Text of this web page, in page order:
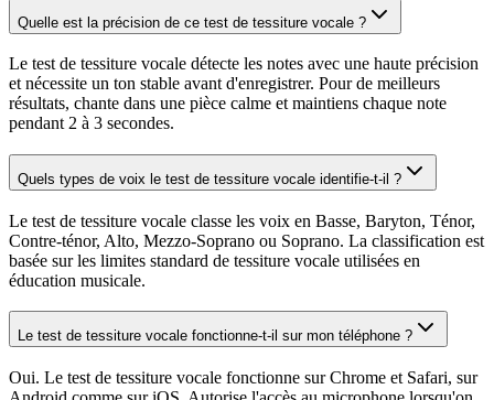
Quelle est la précision de ce test de tessiture vocale ?
Le test de tessiture vocale détecte les notes avec une haute précision
et nécessite un ton stable avant d'enregistrer. Pour de meilleurs
résultats, chante dans une pièce calme et maintiens chaque note
pendant 2 à 3 secondes.
Quels types de voix le test de tessiture vocale identifie-t-il ?
Le test de tessiture vocale classe les voix en Basse, Baryton, Ténor,
Contre-ténor, Alto, Mezzo-Soprano ou Soprano. La classification est
basée sur les limites standard de tessiture vocale utilisées en
éducation musicale.
Le test de tessiture vocale fonctionne-t-il sur mon téléphone ?
Oui. Le test de tessiture vocale fonctionne sur Chrome et Safari, sur